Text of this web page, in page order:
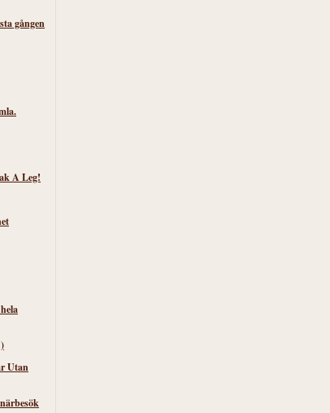
gången
A Leg!
Utan